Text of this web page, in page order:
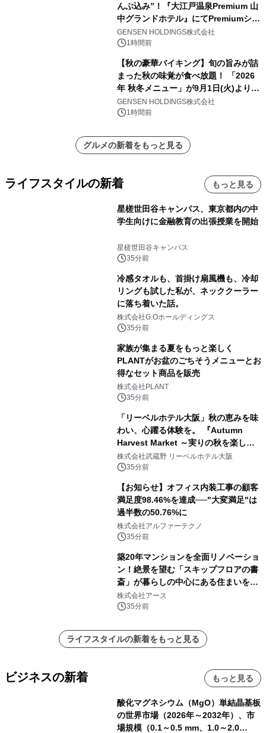
んぶ込み”！『大江戸温泉Premium 山
中グランドホテル』にてPremiumシリ
ーズ初のオールインクルーシブ導入
GENSEN HOLDINGS株式会社
1時間前
【秋の豪華バイキング】旬の旨みが詰
まった秋の味覚が食べ放題！ 「2026
年 秋冬メニュー」が9月1日(火)より提
供スタート
GENSEN HOLDINGS株式会社
1時間前
グルメの新着をもっと見る
ライフスタイルの新着 もっと見る
星槎世田谷キャンパス、東京都内の中
学生向けに金融教育の出張授業を開始
星槎世田谷キャンパス
35分前
冷感タオルも、首掛け扇風機も、冷却
リングも試した私が、ネッククーラー
に落ち着いた話。
株式会社G.Oホールディングス
35分前
家族が集まる夏をもっと楽しく
PLANTがお盆のごちそうメニューとお
得なセット商品を販売
株式会社PLANT
35分前
「リーベルホテル大阪」秋の恵みを味
わい、心躍る体験を。 『Autumn
Harvest Market ～実りの秋を楽しむ
ディナー&スイーツビュッフェ～』を9
月18日より開催！
株式会社武蔵野 リーベルホテル大阪
35分前
【お知らせ】オフィス内装工事の顧客
満足度98.46%を達成──"大変満足"は
過半数の50.76%に
株式会社アルファーテクノ
35分前
築20年マンションを全面リノベーショ
ン！絶景を望む「スキップフロアの書
斎」が暮らしの中心にある住まいを公
開
株式会社アース
35分前
ライフスタイルの新着をもっと見る
ビジネスの新着 もっと見る
酸化マグネシウム（MgO）単結晶基板
の世界市場（2026年～2032年）、市
場規模（0.1～0.5 mm、1.0～2.0